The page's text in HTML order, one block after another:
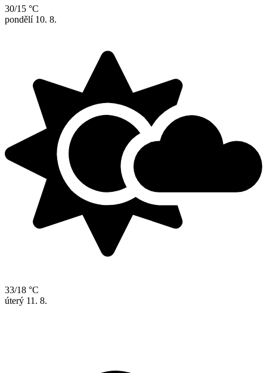
30/15 °C
pondělí 10. 8.
33/18 °C
úterý 11. 8.